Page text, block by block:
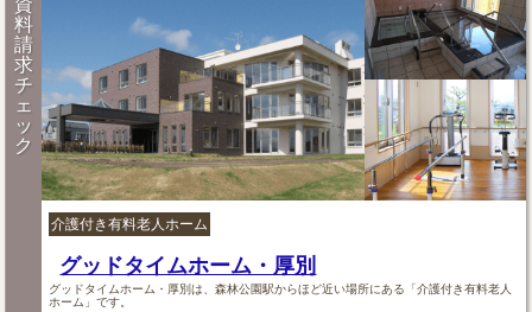
資
料
請
求
チ
ェ
ッ
ク
介護付き有料老人ホーム
グッドタイムホーム・厚別
グッドタイムホーム・厚別は、森林公園駅からほど近い場所にある「介護付き有料老人
ホーム」です。